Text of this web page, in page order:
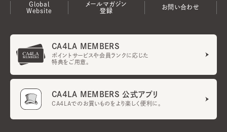
Global
Website
メールマガジン
登録
お問い合わせ
CA4LA MEMBERS
ポイントサービスや会員ランクに応じた
特典をご用意。
CA4LA MEMBERS 公式アプリ
CA4LAでのお買いものをより楽しく便利に。